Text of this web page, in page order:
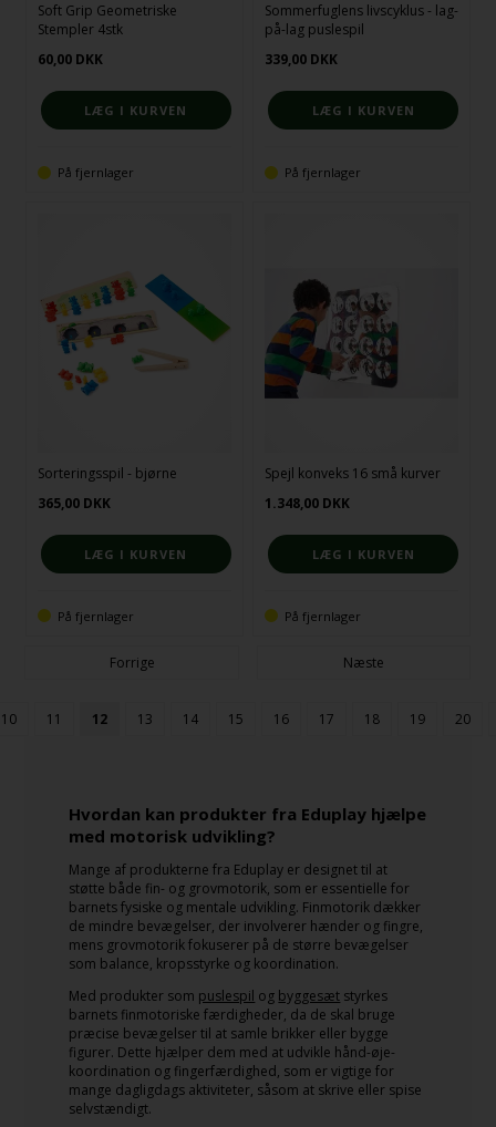
Soft Grip Geometriske
Stempler 4stk
60,00 DKK
På fjernlager
Sommerfuglens livscyklus - lag-
på-lag puslespil
339,00 DKK
På fjernlager
Sorteringsspil - bjørne
365,00 DKK
På fjernlager
Spejl konveks 16 små kurver
1.348,00 DKK
På fjernlager
Forrige Næste
10 11 12 13 14 15 16 17 18 19 20
Hvordan kan produkter fra Eduplay hjælpe
med motorisk udvikling?
Mange af produkterne fra Eduplay er designet til at
støtte både fin- og grovmotorik, som er essentielle for
barnets fysiske og mentale udvikling. Finmotorik dækker
de mindre bevægelser, der involverer hænder og fingre,
mens grovmotorik fokuserer på de større bevægelser
som balance, kropsstyrke og koordination.
Med produkter som puslespil og byggesæt styrkes
barnets finmotoriske færdigheder, da de skal bruge
præcise bevægelser til at samle brikker eller bygge
figurer. Dette hjælper dem med at udvikle hånd-øje-
koordination og fingerfærdighed, som er vigtige for
mange dagligdags aktiviteter, såsom at skrive eller spise
selvstændigt.